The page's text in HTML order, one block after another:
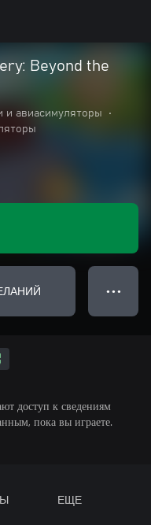
Beyond the
и авиасимуляторы
•
● ● ●
доступ к сведениям
пока вы играете.
ЕЩЕ